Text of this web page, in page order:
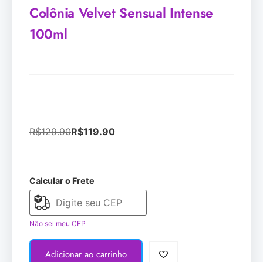
Colônia Velvet Sensual Intense
100ml
R$129.90R$119.90
Calcular o Frete
Não sei meu CEP
Adicionar ao carrinho